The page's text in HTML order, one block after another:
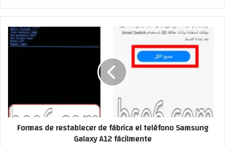
Formas de restablecer de fábrica el teléfono Samsung
Galaxy A12 fácilmente